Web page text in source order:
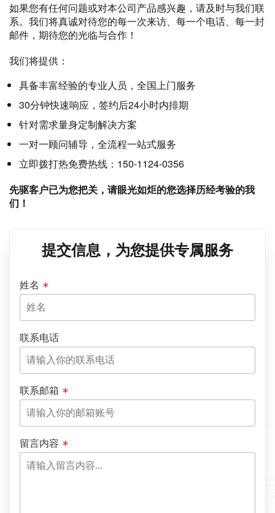
如果您有任何问题或对本公司产品感兴趣，请及时与我们联
系。我们将真诚对待您的每一次来访、每一个电话、每一封
邮件，期待您的光临与合作！
我们将提供：
具备丰富经验的专业人员，全国上门服务
30分钟快速响应，签约后24小时内排期
针对需求量身定制解决方案
一对一顾问辅导，全流程一站式服务
立即拨打热免费热线：150-1124-0356
先驱客户已为您把关，请眼光如炬的您选择历经考验的我
们！
提交信息，为您提供专属服务
姓名
联系电话
联系邮箱
留言内容